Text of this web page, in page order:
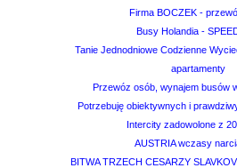
Firma BOCZEK -
Busy Holandia -
Tanie Jednodniowe Codzienne
apartamenty
Przewóz osób, wynajem busów
Potrzebuję obiektywnych i
Intercity zadowolone z
AUSTRIA wczasy
BITWA TRZECH CESARZY